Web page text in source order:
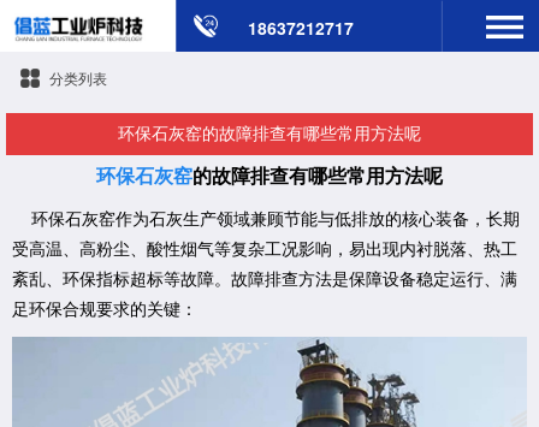
18637212717
分类列表
​环保石灰窑的故障排查有哪些常用方法呢
环保石灰窑的故障排查有哪些常用方法呢
环保石灰窑作为石灰生产领域兼顾节能与低排放的核心装备，长期
受高温、高粉尘、酸性烟气等复杂工况影响，易出现内衬脱落、热工
紊乱、环保指标超标等故障。故障排查方法是保障设备稳定运行、满
足环保合规要求的关键：